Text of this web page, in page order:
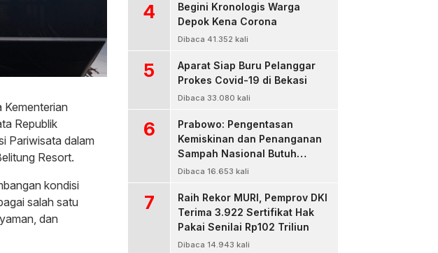
Kementerian
Republik
Pariwisata dalam
Resort.
kondisi
salah satu
dan
4
Begini Kronologis Warga
Depok Kena Corona
Dibaca 41.352 kali
5
Aparat Siap Buru Pelanggar
Prokes Covid-19 di Bekasi
Dibaca 33.080 kali
6
Prabowo: Pengentasan
Kemiskinan dan Penanganan
Sampah Nasional Butuh
Persatuan dan Kepemimpinan
Dibaca 16.653 kali
7
Raih Rekor MURI, Pemprov DKI
Terima 3.922 Sertifikat Hak
Pakai Senilai Rp102 Triliun
Dibaca 14.943 kali